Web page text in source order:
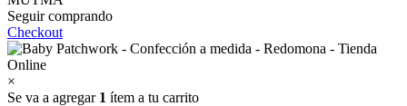
Seguir comprando
Checkout
×
Se va a agregar 1 ítem a tu carrito